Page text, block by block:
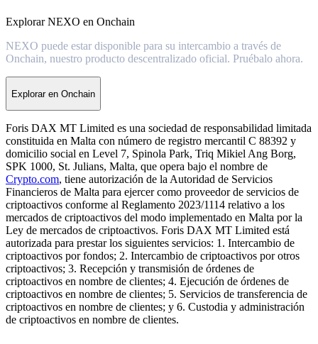
Explorar NEXO en Onchain
NEXO puede estar disponible para su intercambio a través de
Onchain, nuestro producto descentralizado oficial. Pruébalo ahora.
Explorar en Onchain
Foris DAX MT Limited es una sociedad de responsabilidad limitada
constituida en Malta con número de registro mercantil C 88392 y
domicilio social en Level 7, Spinola Park, Triq Mikiel Ang Borg,
SPK 1000, St. Julians, Malta, que opera bajo el nombre de
Crypto.com, tiene autorización de la Autoridad de Servicios
Financieros de Malta para ejercer como proveedor de servicios de
criptoactivos conforme al Reglamento 2023/1114 relativo a los
mercados de criptoactivos del modo implementado en Malta por la
Ley de mercados de criptoactivos. Foris DAX MT Limited está
autorizada para prestar los siguientes servicios: 1. Intercambio de
criptoactivos por fondos; 2. Intercambio de criptoactivos por otros
criptoactivos; 3. Recepción y transmisión de órdenes de
criptoactivos en nombre de clientes; 4. Ejecución de órdenes de
criptoactivos en nombre de clientes; 5. Servicios de transferencia de
criptoactivos en nombre de clientes; y 6. Custodia y administración
de criptoactivos en nombre de clientes.